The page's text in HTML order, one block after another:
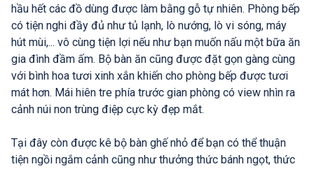
hầu hết các đồ dùng được làm bằng gỗ tự nhiên. Phòng bếp
có tiện nghi đầy đủ như tủ lạnh, lò nướng, lò vi sóng, máy
hút mùi,... vô cùng tiện lợi nếu như bạn muốn nấu một bữa ăn
gia đình đầm ấm. Bộ bàn ăn cũng được đặt gọn gàng cùng
với bình hoa tươi xinh xắn khiến cho phòng bếp được tươi
mát hơn. Mái hiên tre phía trước gian phòng có view nhìn ra
cảnh núi non trùng điệp cực kỳ đẹp mắt.
Tại đây còn được kê bộ bàn ghế nhỏ để bạn có thể thuận
tiện ngồi ngắm cảnh cũng như thưởng thức bánh ngọt, thức